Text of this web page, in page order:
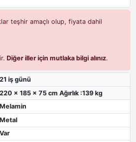
teşhir amaçlı olup, fiyata dahil
Diğer iller için mutlaka bilgi alınız.
21 iş günü
220 x 185 x 75 cm Ağırlık :139 kg
Melamin
Metal
Var